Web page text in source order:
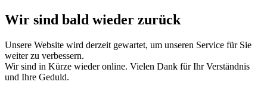
Wir sind bald wieder zurück
Unsere Website wird derzeit gewartet, um unseren Service für Sie
weiter zu verbessern.
Wir sind in Kürze wieder online. Vielen Dank für Ihr Verständnis
und Ihre Geduld.